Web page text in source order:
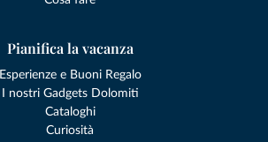
Pianifica la vacanza
Esperienze e Buoni Regalo
I nostri Gadgets Dolomiti
Cataloghi
Curiosità